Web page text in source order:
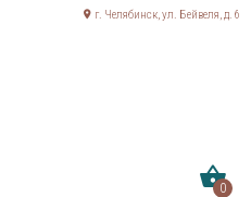
г. Челябинск, ул. Бейвеля, д. 6
0